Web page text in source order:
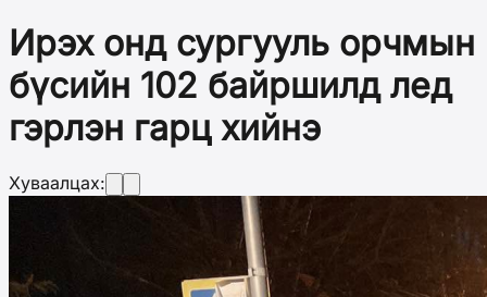
Ирэх онд сургууль орчмын
бүсийн 102 байршилд лед
гэрлэн гарц хийнэ
Хуваалцах: